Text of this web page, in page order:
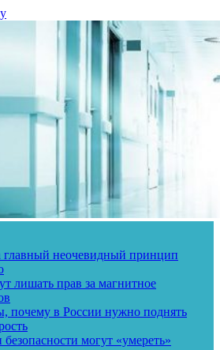
главный неочевидный принцип
лишать прав за магнитное
почему в России нужно поднять
могут «умереть»